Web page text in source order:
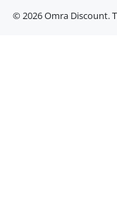
© 2026 Omra Discount.